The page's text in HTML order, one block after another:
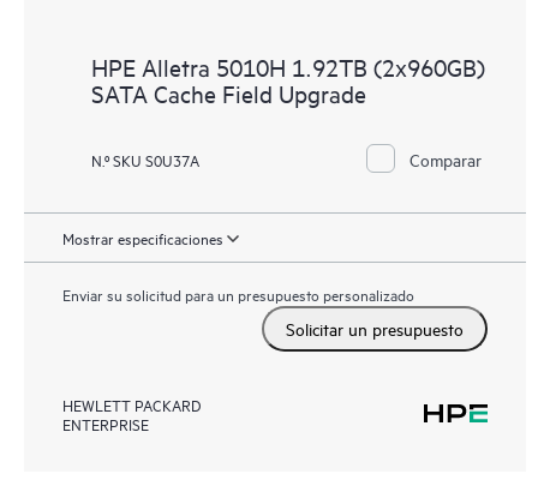
HPE Alletra 5010H 1.92TB (2x960GB)
SATA Cache Field Upgrade
N.º SKU S0U37A Comparar
Mostrar especificaciones
Enviar su solicitud para un presupuesto personalizado
Solicitar un presupuesto
HEWLETT PACKARD
ENTERPRISE